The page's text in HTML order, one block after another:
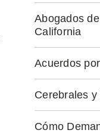
Abogados
California
Acuerdos
Cerebrales y
Cómo